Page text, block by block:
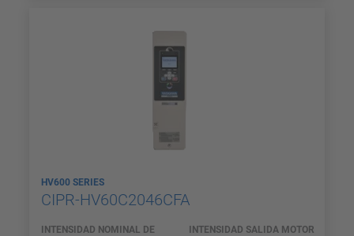
HV600 SERIES
CIPR-HV60C2046CFA
INTENSIDAD NOMINAL DE
INTENSIDAD SALIDA MOTOR